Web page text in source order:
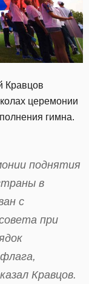
Кравцов
церемонии
гимна.
поднятия
в
с
при
Кравцов.